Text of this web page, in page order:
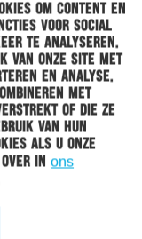
om content en
voor social
te analyseren.
van onze site met
en analyse.
met
of die ze
van hun
als u onze
in ons
VAN